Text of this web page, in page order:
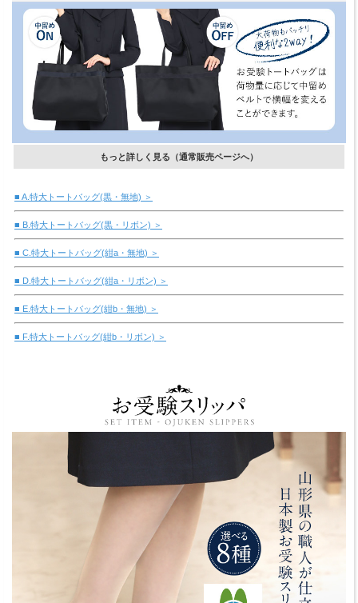
もっと詳しく見る（通常販売ページへ）
■ A.特大トートバッグ(黒・無地) ＞
■ B.特大トートバッグ(黒・リボン) ＞
■ C.特大トートバッグ(紺a・無地) ＞
■ D.特大トートバッグ(紺a・リボン) ＞
■ E.特大トートバッグ(紺b・無地) ＞
■ F.特大トートバッグ(紺b・リボン) ＞